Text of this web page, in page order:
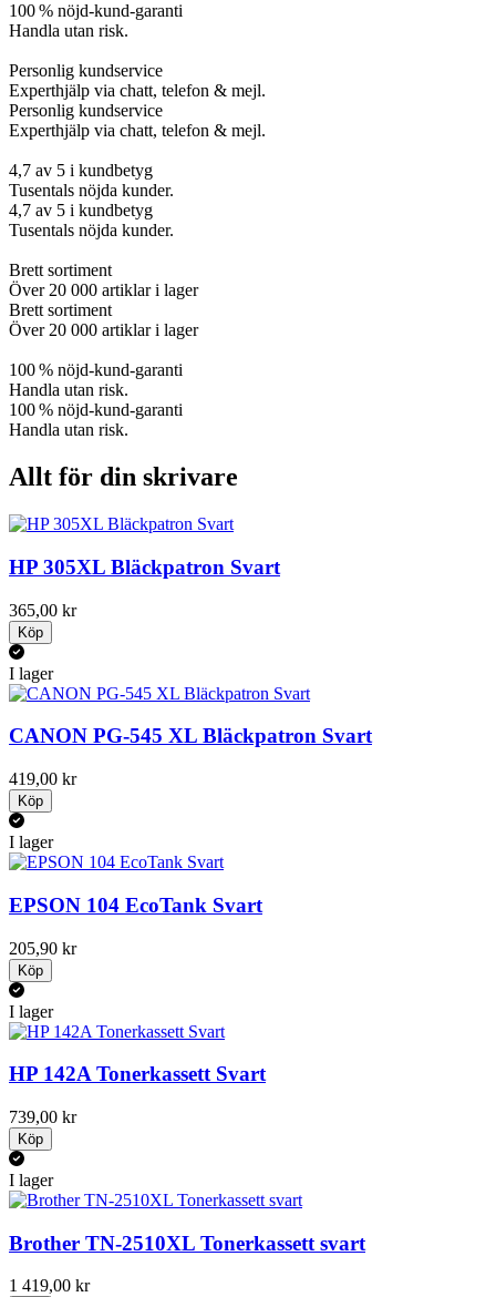
100 % nöjd-kund-garanti
Handla utan risk.
Personlig kundservice
Experthjälp via chatt, telefon & mejl.
Personlig kundservice
Experthjälp via chatt, telefon & mejl.
4,7 av 5 i kundbetyg
Tusentals nöjda kunder.
4,7 av 5 i kundbetyg
Tusentals nöjda kunder.
Brett sortiment
Över 20 000 artiklar i lager
Brett sortiment
Över 20 000 artiklar i lager
100 % nöjd-kund-garanti
Handla utan risk.
100 % nöjd-kund-garanti
Handla utan risk.
Allt för din skrivare
HP 305XL Bläckpatron Svart
365,00 kr
Köp
I lager
CANON PG-545 XL Bläckpatron Svart
419,00 kr
Köp
I lager
EPSON 104 EcoTank Svart
205,90 kr
Köp
I lager
HP 142A Tonerkassett Svart
739,00 kr
Köp
I lager
Brother TN-2510XL Tonerkassett svart
1 419,00 kr